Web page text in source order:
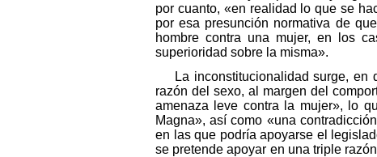
por cuanto, «en realidad lo que se
por esa presunción normativa de
hombre contra una mujer, en los
superioridad sobre la misma».
La inconstitucionalidad surge,
razón del sexo, al margen del
amenaza leve contra la mujer», lo
Magna», así como «una
en las que podría apoyarse el
se pretende apoyar en una triple